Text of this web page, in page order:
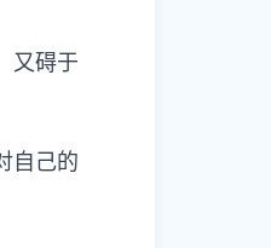
又碍于
自己的